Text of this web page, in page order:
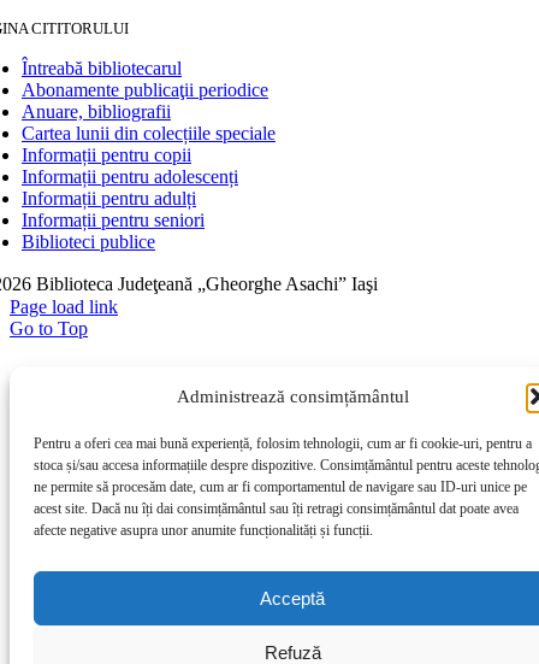
Administrează consimțământul
Pentru a oferi cea mai bună experiență, folosim tehnologii, cum ar fi cookie-uri, pentru a
stoca și/sau accesa informațiile despre dispozitive. Consimțământul pentru aceste
ne permite să procesăm date, cum ar fi comportamentul de navigare sau ID-uri unice pe
acest site. Dacă nu îți dai consimțământul sau îți retragi consimțământul dat poate avea
afecte negative asupra unor anumite funcționalități și funcții.
Acceptă
Refuză
CITITORULUI
Întreabă bibliotecarul
Abonamente publicaţii periodice
Anuare, bibliografii
Cartea lunii din colecțiile speciale
Informații pentru copii
Informații pentru adolescenți
Informații pentru adulți
Informații pentru seniori
Biblioteci publice
Biblioteca Judeţeană „Gheorghe Asachi” Iaşi
Page load link
Go to Top